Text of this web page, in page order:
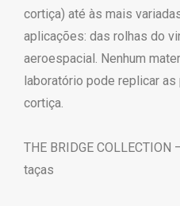
cortiça) até às mais
aplicações: das rolhas do
aeroespacial. Nenhum
laboratório pode replicar
cortiça.
THE BRIDGE
taças